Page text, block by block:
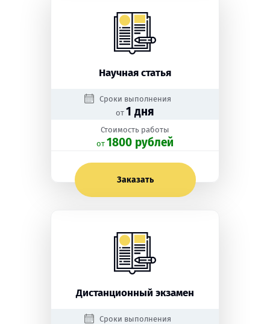
Научная статья
Сроки выполнения
от 1 дня
Стоимость работы
oт 1800 рублей
Заказать
Дистанционный экзамен
Сроки выполнения